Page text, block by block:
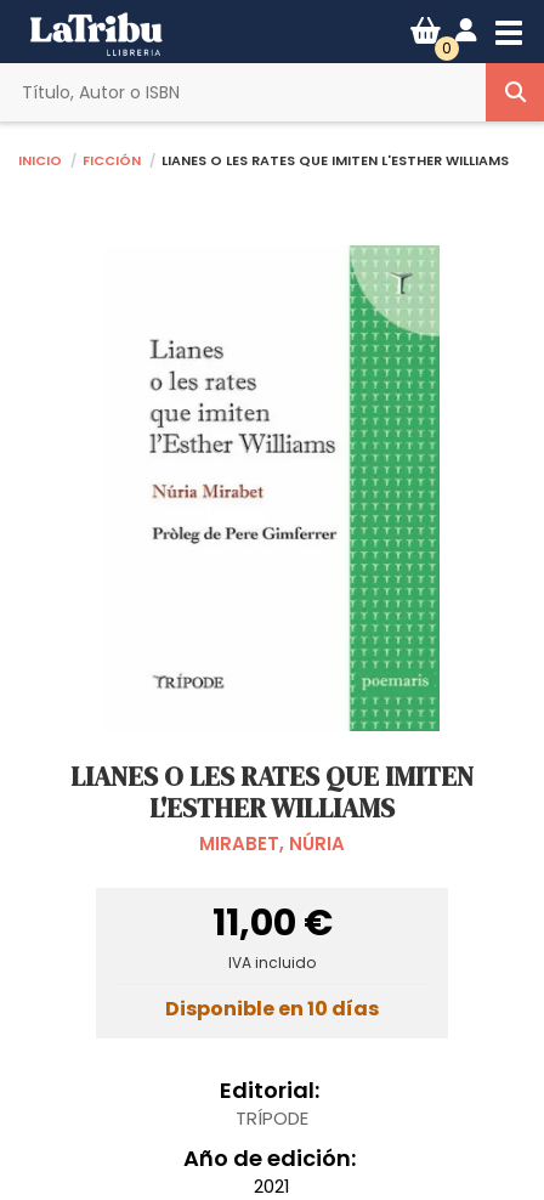
0
Inicio Ficción LIANES O LES RATES QUE IMITEN L'ESTHER WILLIAMS
LIANES O LES RATES QUE IMITEN
L'ESTHER WILLIAMS
MIRABET, NÚRIA
11,00 €
IVA incluido
Disponible en 10 días
Editorial:
TRÍPODE
Año de edición:
2021